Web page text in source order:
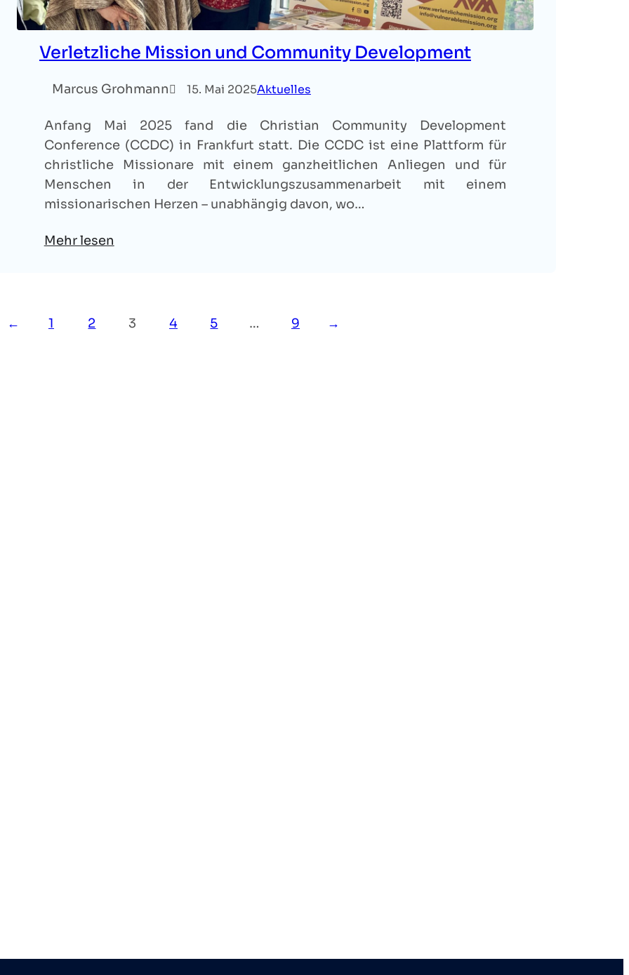
Verletzliche Mission und Community Development
Marcus Grohmann 15. Mai 2025Aktuelles
Anfang Mai 2025 fand die Christian Community Development
Conference (CCDC) in Frankfurt statt. Die CCDC ist eine Plattform für
christliche Missionare mit einem ganzheitlichen Anliegen und für
Menschen in der Entwicklungszusammenarbeit mit einem
missionarischen Herzen – unabhängig davon, wo…
Mehr lesen
← 1 2 3 4 5 … 9 →